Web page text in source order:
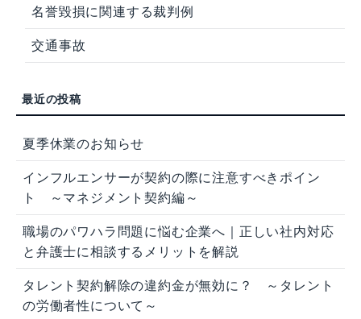
名誉毀損に関連する裁判例
交通事故
夏季休業のお知らせ
インフルエンサーが契約の際に注意すべきポイン
ト ～マネジメント契約編～
職場のパワハラ問題に悩む企業へ｜正しい社内対応
と弁護士に相談するメリットを解説
タレント契約解除の違約金が無効に？ ～タレント
の労働者性について～